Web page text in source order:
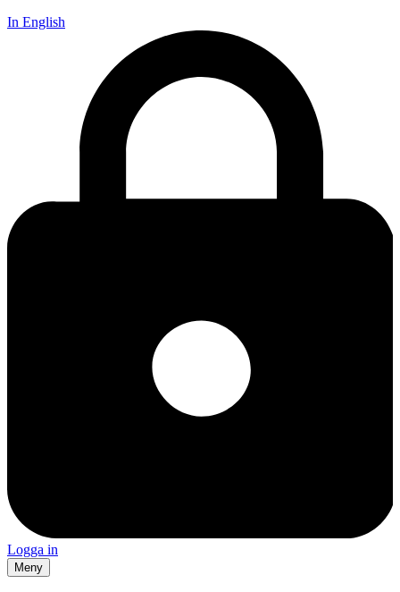
In English
Logga in
Meny